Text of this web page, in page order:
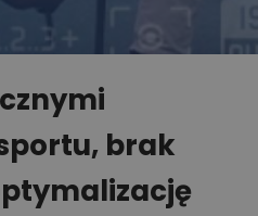
brak